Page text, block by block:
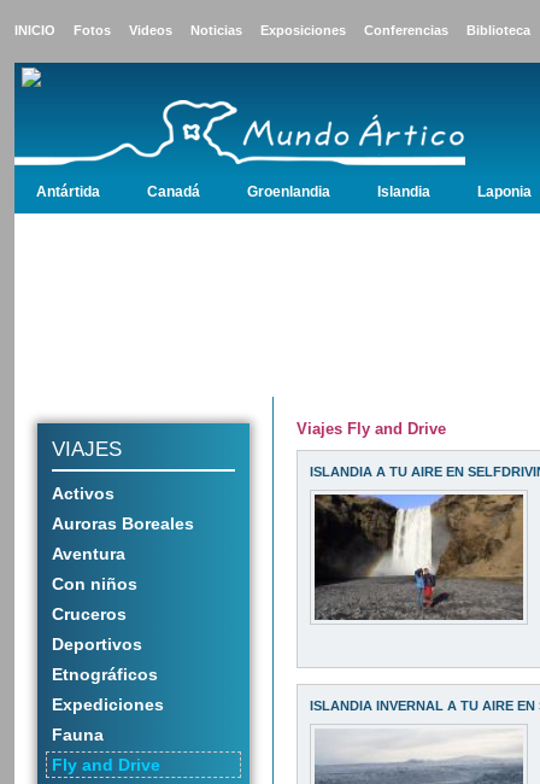
INICIO Fotos Videos Noticias Exposiciones Conferencias Biblioteca
Antártida Canadá Groenlandia Islandia Laponia
VIAJES
Activos
Auroras Boreales
Aventura
Con niños
Cruceros
Deportivos
Etnográficos
Expediciones
Fauna
Fly and Drive
Viajes Fly and Drive
ISLANDIA A TU AIRE EN
ISLANDIA INVERNAL A TU AIRE EN